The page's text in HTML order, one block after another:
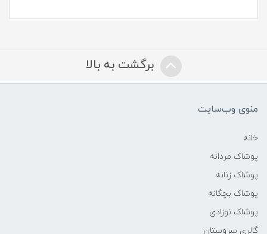
برگشت به بالا
منوی وب‌سایت
خانه
پوشاک مردانه
پوشاک زنانه
پوشاک بچگانه
پوشاک نوزادی
گالری سروستان